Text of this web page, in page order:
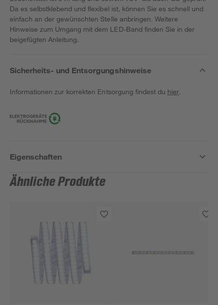
Da es selbstklebend und flexibel ist, können Sie es schnell und
einfach an der gewünschten Stelle anbringen. Weitere
Hinweise zum Umgang mit dem LED-Band finden Sie in der
beigefügten Anleitung.
Sicherheits- und Entsorgungshinweise
Informationen zur korrekten Entsorgung findest du hier.
Eigenschaften
Ähnliche Produkte